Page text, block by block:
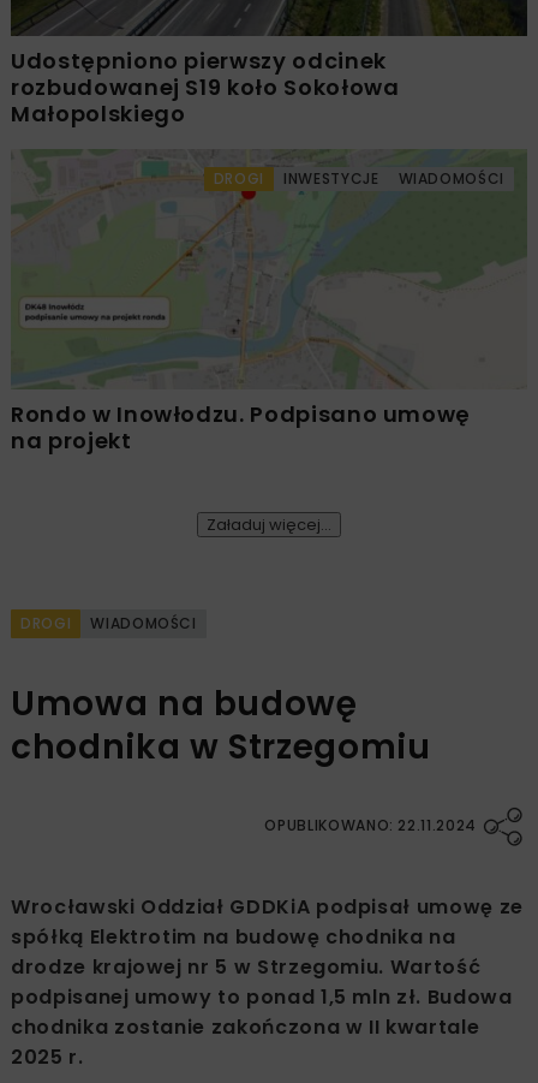
Udostępniono pierwszy odcinek
rozbudowanej S19 koło Sokołowa
Małopolskiego
DROGI INWESTYCJE WIADOMOŚCI
Rondo w Inowłodzu. Podpisano umowę
na projekt
Załaduj więcej...
DROGI WIADOMOŚCI
Umowa na budowę
chodnika w Strzegomiu
OPUBLIKOWANO: 22.11.2024
Wrocławski Oddział GDDKiA podpisał umowę ze
spółką Elektrotim na budowę chodnika na
drodze krajowej nr 5 w Strzegomiu. Wartość
podpisanej umowy to ponad 1,5 mln zł. Budowa
chodnika zostanie zakończona w II kwartale
2025 r.